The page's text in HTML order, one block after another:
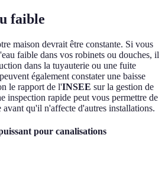
faible
maison devrait être constante. Si vous
faible dans vos robinets ou douches, il
dans la tuyauterie ou une fuite
également constater une baisse
le rapport de l'INSEE sur la gestion de
inspection rapide peut vous permettre de
qu'il n'affecte d'autres installations.
pour canalisations